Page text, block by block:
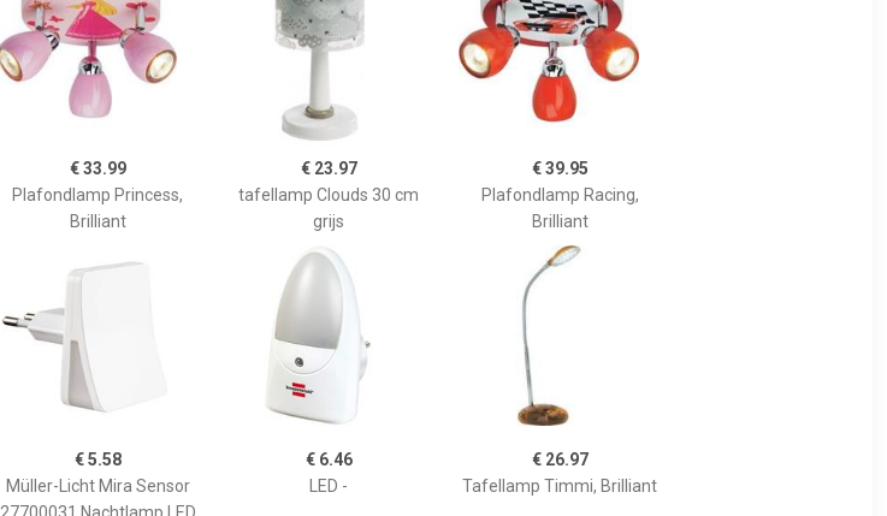
€ 33.99
Plafondlamp Princess,
Brilliant
€ 23.97
tafellamp Clouds 30 cm
grijs
€ 39.95
Plafondlamp Racing,
Brilliant
€ 5.58
Müller-Licht Mira Sensor
€ 6.46
LED -
€ 26.97
Tafellamp Timmi, Brilliant